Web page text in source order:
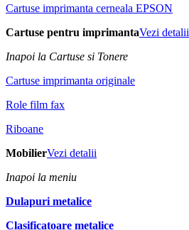
Cartuse imprimanta cerneala EPSON
Cartuse pentru imprimantaVezi detalii
Inapoi la Cartuse si Tonere
Cartuse imprimanta originale
Role film fax
Riboane
MobilierVezi detalii
Inapoi la meniu
Dulapuri metalice
Clasificatoare metalice